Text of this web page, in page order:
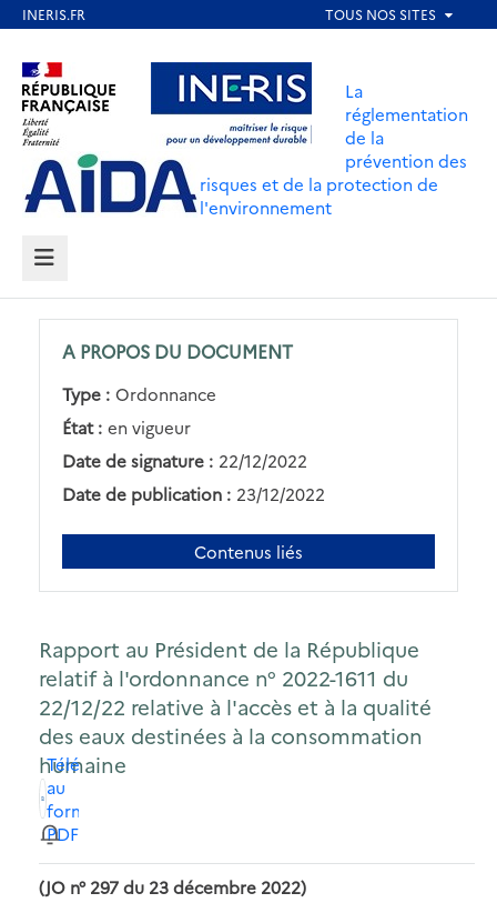
contenu
principal
Aller au contenu Aller au menu
Aller au pied de page
La
réglementation
de la
prévention des
risques et de la protection de
l'environnement
MENU
A PROPOS DU DOCUMENT
Type : Ordonnance
État : en vigueur
Date de signature : 22/12/2022
Date de publication : 23/12/2022
Contenus liés
Rapport au Président de la République
relatif à l'ordonnance n° 2022-1611 du
22/12/22 relative à l'accès et à la qualité
des eaux destinées à la consommation
humaine
Télécharger
au
format
PDF
(JO n° 297 du 23 décembre 2022)